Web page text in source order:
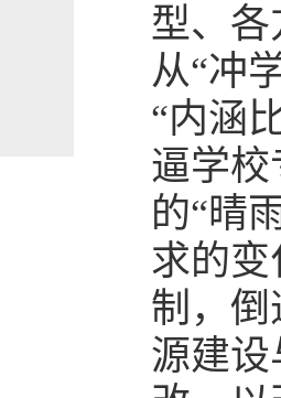
型、各
从“冲
“内涵
逼学
的“晴
求的
制，
源建